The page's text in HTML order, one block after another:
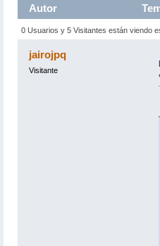
Autor
0 Usuarios y 5 Visitantes están viendo
jairojpq
Visitante